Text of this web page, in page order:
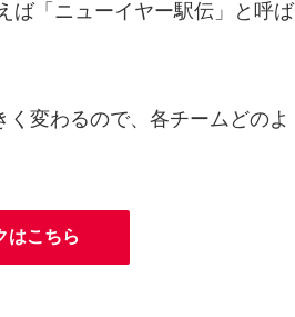
ば「ニューイヤー駅伝」と呼ば
変わるので、各チームどのよ
こちら